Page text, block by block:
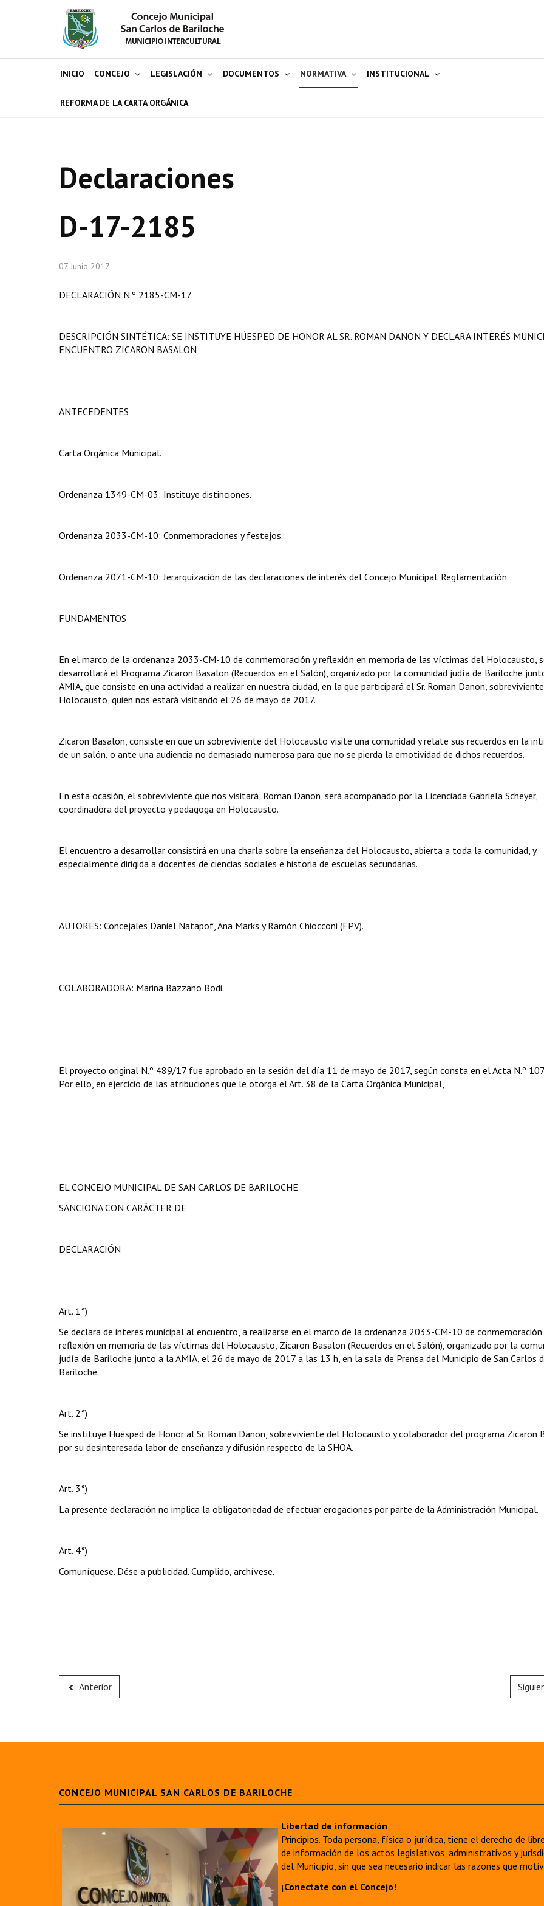
INICIO CONCEJO LEGISLACIÓN DOCUMENTOS NORMATIVA INSTITUCIONAL
REFORMA DE LA CARTA ORGÁNICA
Declaraciones
D-17-2185
07 Junio 2017
DECLARACIÓN N.º 2185-CM-17
DESCRIPCIÓN SINTÉTICA: SE INSTITUYE HÚESPED DE HONOR AL SR. ROMAN DANON Y DECLARA INTERÉS
ENCUENTRO ZICARON BASALON
ANTECEDENTES
Carta Orgánica Municipal.
Ordenanza 1349-CM-03: Instituye distinciones.
Ordenanza 2033-CM-10: Conmemoraciones y festejos.
Ordenanza 2071-CM-10: Jerarquización de las declaraciones de interés del Concejo Municipal. Reglamentación.
FUNDAMENTOS
En el marco de la ordenanza 2033-CM-10 de conmemoración y reflexión en memoria de las víctimas del Holocausto,
desarrollará el Programa Zicaron Basalon (Recuerdos en el Salón), organizado por la comunidad judía de Bariloche
AMIA, que consiste en una actividad a realizar en nuestra ciudad, en la que participará el Sr. Roman Danon,
Holocausto, quién nos estará visitando el 26 de mayo de 2017.
Zicaron Basalon, consiste en que un sobreviviente del Holocausto visite una comunidad y relate sus recuerdos en la
de un salón, o ante una audiencia no demasiado numerosa para que no se pierda la emotividad de dichos recuerdos.
En esta ocasión, el sobreviviente que nos visitará, Roman Danon, será acompañado por la Licenciada Gabriela Scheyer,
coordinadora del proyecto y pedagoga en Holocausto.
El encuentro a desarrollar consistirá en una charla sobre la enseñanza del Holocausto, abierta a toda la comunidad, y
especialmente dirigida a docentes de ciencias sociales e historia de escuelas secundarias.
AUTORES: Concejales Daniel Natapof, Ana Marks y Ramón Chiocconi (FPV).
COLABORADORA: Marina Bazzano Bodi.
El proyecto original N.º 489/17 fue aprobado en la sesión del día 11 de mayo de 2017, según consta en el Acta N.º
Por ello, en ejercicio de las atribuciones que le otorga el Art. 38 de la Carta Orgánica Municipal,
EL CONCEJO MUNICIPAL DE SAN CARLOS DE BARILOCHE
SANCIONA CON CARÁCTER DE
DECLARACIÓN
Art. 1°)
Se declara de interés municipal al encuentro, a realizarse en el marco de la ordenanza 2033-CM-10 de conmemoración
reflexión en memoria de las víctimas del Holocausto, Zicaron Basalon (Recuerdos en el Salón), organizado por la
judía de Bariloche junto a la AMIA, el 26 de mayo de 2017 a las 13 h, en la sala de Prensa del Municipio de San Carlos
Bariloche.
Art. 2°)
Se instituye Huésped de Honor al Sr. Roman Danon, sobreviviente del Holocausto y colaborador del programa Zicaron
por su desinteresada labor de enseñanza y difusión respecto de la SHOA.
Art. 3°)
La presente declaración no implica la obligatoriedad de efectuar erogaciones por parte de la Administración Municipal.
Art. 4°)
Comuníquese. Dése a publicidad. Cumplido, archívese.
Anterior
CONCEJO MUNICIPAL SAN CARLOS DE BARILOCHE
Libertad de información
Principios. Toda persona, física o jurídica, tiene el derecho de
de información de los actos legislativos, administrativos y
del Municipio, sin que sea necesario indicar las razones que
¡Conectate con el Concejo!